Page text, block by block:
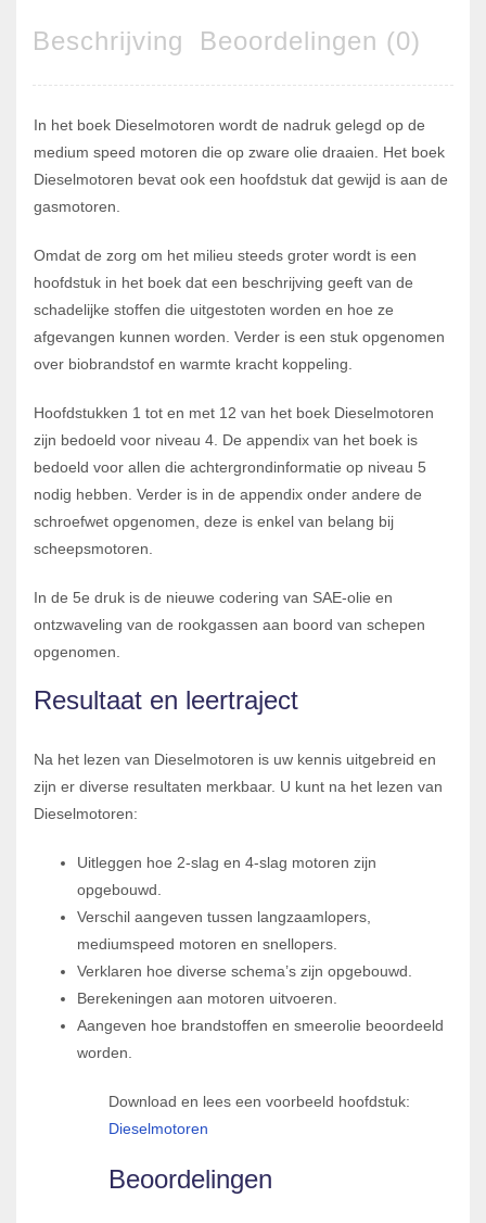
Beschrijving Beoordelingen (0)
In het boek Dieselmotoren wordt de nadruk gelegd op de
medium speed motoren die op zware olie draaien. Het boek
Dieselmotoren bevat ook een hoofdstuk dat gewijd is aan de
gasmotoren.
Omdat de zorg om het milieu steeds groter wordt is een
hoofdstuk in het boek dat een beschrijving geeft van de
schadelijke stoffen die uitgestoten worden en hoe ze
afgevangen kunnen worden. Verder is een stuk opgenomen
over biobrandstof en warmte kracht koppeling.
Hoofdstukken 1 tot en met 12 van het boek Dieselmotoren
zijn bedoeld voor niveau 4. De appendix van het boek is
bedoeld voor allen die achtergrondinformatie op niveau 5
nodig hebben. Verder is in de appendix onder andere de
schroefwet opgenomen, deze is enkel van belang bij
scheepsmotoren.
In de 5e druk is de nieuwe codering van SAE-olie en
ontzwaveling van de rookgassen aan boord van schepen
opgenomen.
Resultaat en leertraject
Na het lezen van Dieselmotoren is uw kennis uitgebreid en
zijn er diverse resultaten merkbaar. U kunt na het lezen van
Dieselmotoren:
Uitleggen hoe 2-slag en 4-slag motoren zijn
opgebouwd.
Verschil aangeven tussen langzaamlopers,
mediumspeed motoren en snellopers.
Verklaren hoe diverse schema’s zijn opgebouwd.
Berekeningen aan motoren uitvoeren.
Aangeven hoe brandstoffen en smeerolie beoordeeld
worden.
Download en lees een voorbeeld hoofdstuk:
Dieselmotoren
Beoordelingen